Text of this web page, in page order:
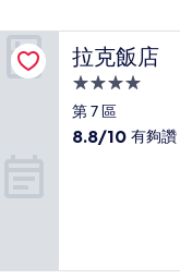
拉克飯店
拉克飯店
4.0
星
級
第 7 區
8.8
夠
8.8/10 有夠讚